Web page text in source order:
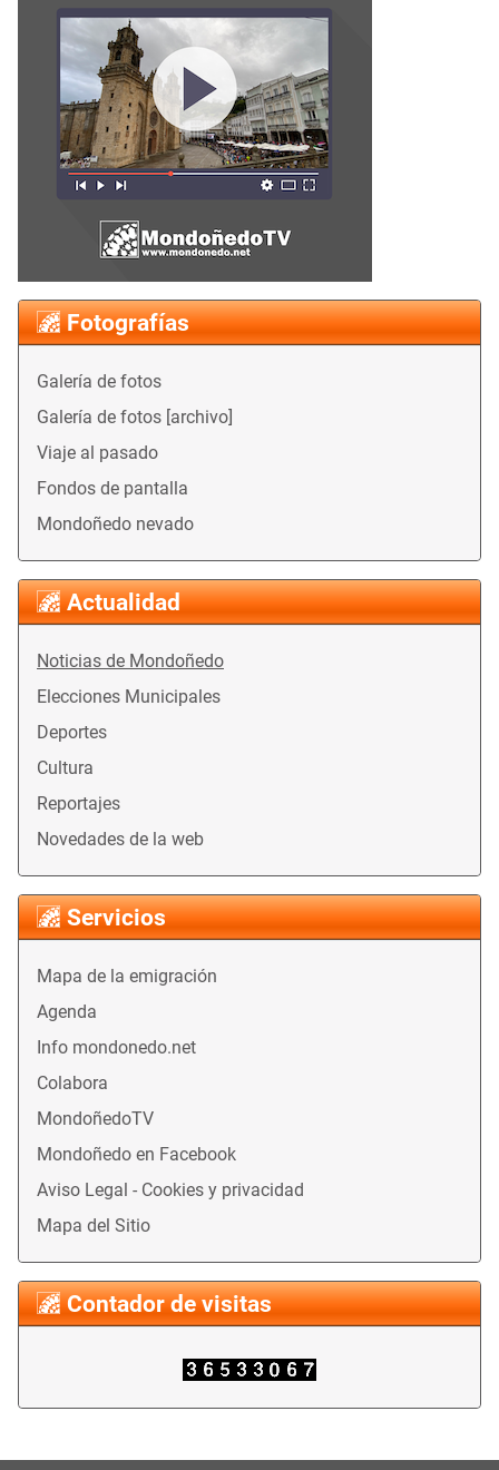
Fotografías
Galería de fotos
Galería de fotos [archivo]
Viaje al pasado
Fondos de pantalla
Mondoñedo nevado
Actualidad
Noticias de Mondoñedo
Elecciones Municipales
Deportes
Cultura
Reportajes
Novedades de la web
Servicios
Mapa de la emigración
Agenda
Info mondonedo.net
Colabora
MondoñedoTV
Mondoñedo en Facebook
Aviso Legal - Cookies y privacidad
Mapa del Sitio
Contador de visitas